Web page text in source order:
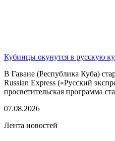
Кубинцы окунутся в русскую
В Гаване (Республика Куба)
Russian Express («Русский
просветительская программа
07.08.2026
Лента новостей